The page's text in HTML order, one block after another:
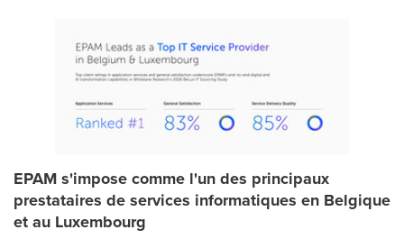
EPAM s'impose comme l'un des principaux
prestataires de services informatiques en Belgique
et au Luxembourg